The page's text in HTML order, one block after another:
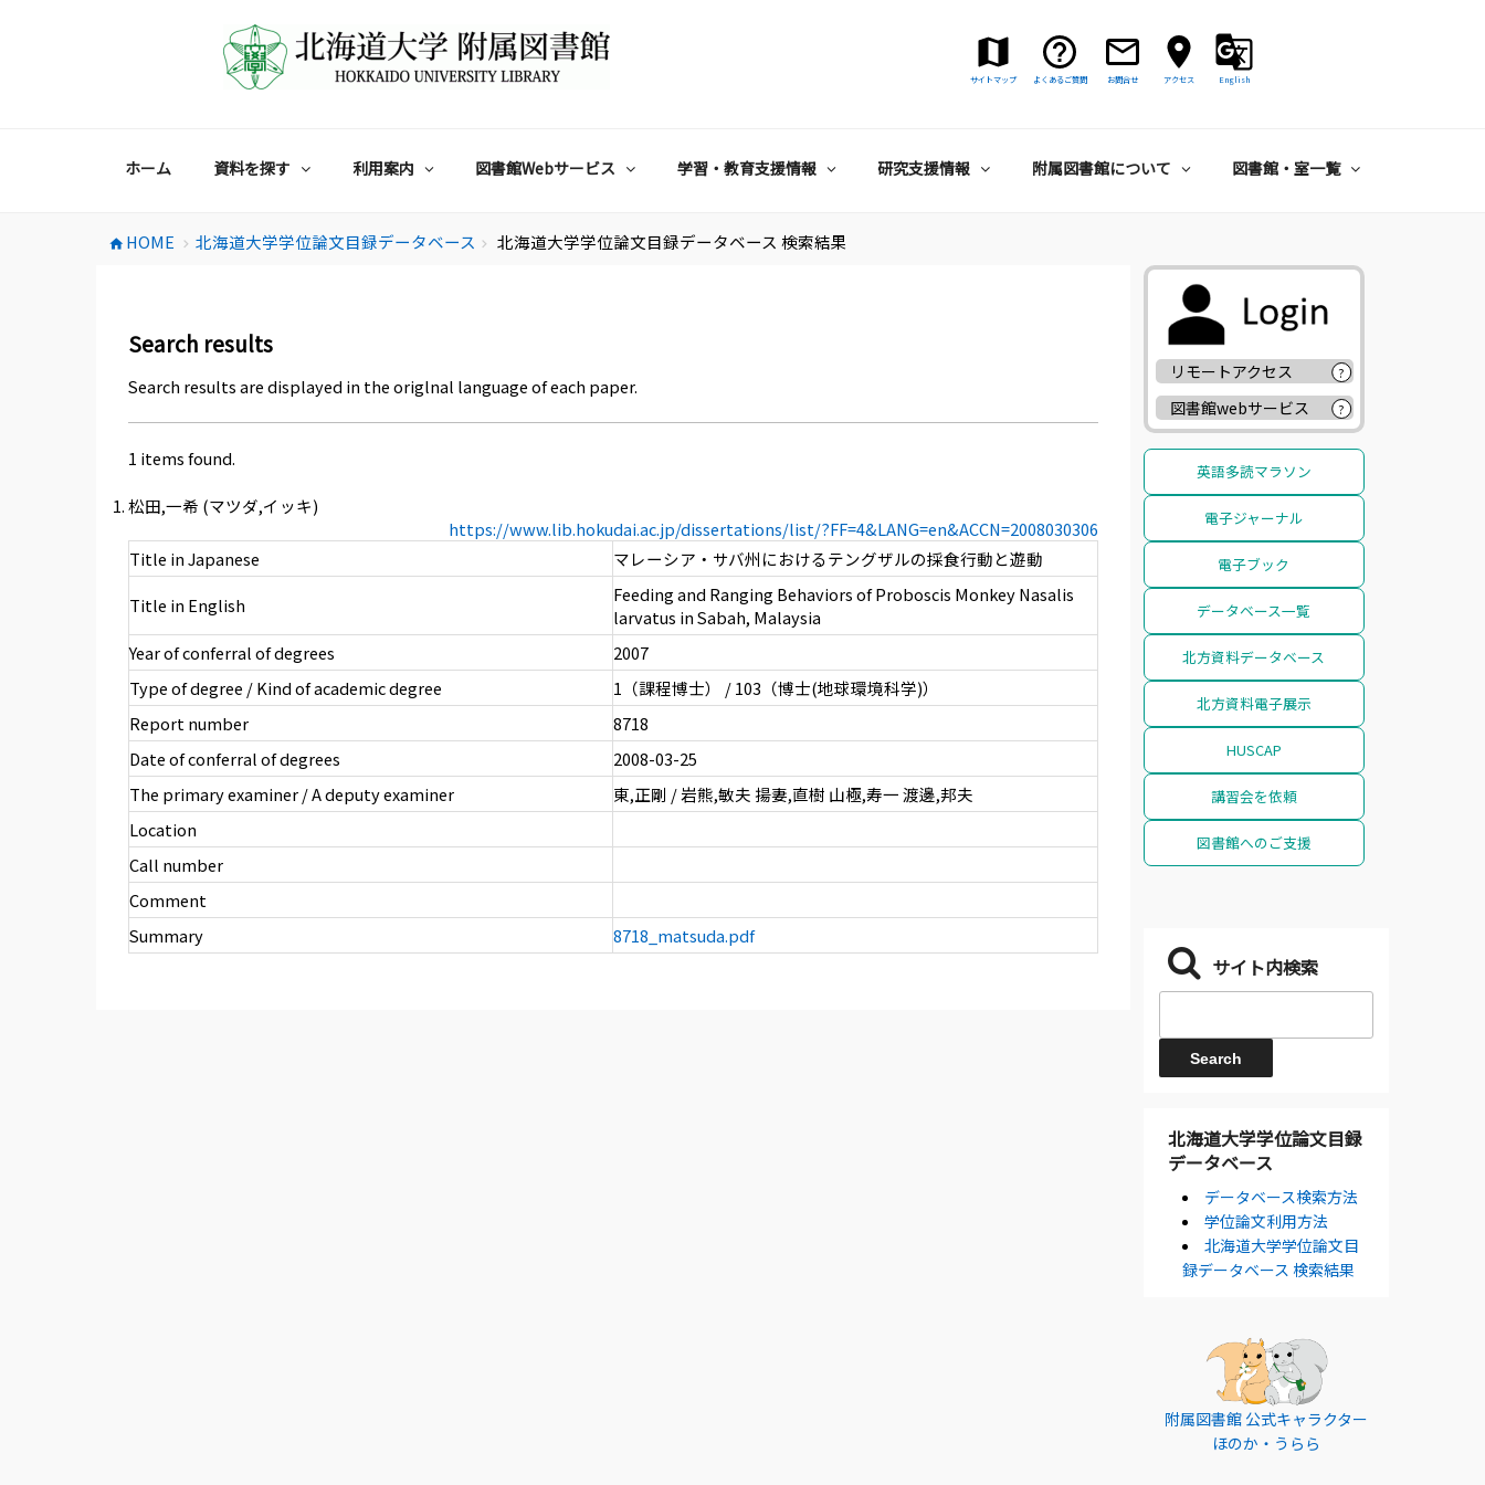
サイトマップ よくあるご質問 お問合せ アクセス English
ホーム 資料を探す 利用案内 図書館Webサービス 学習・教育支援情報 研究支援情報 附属図書館について 図書館・室一覧
home HOME chevron_right 北海道大学学位論文目録データベース chevron_right 北海道大学学位論文目録データベース 検索結果
Search results
Search results are displayed in the origlnal language of each paper.
1 items found.
松田,一希 (マツダ,イッキ)
https://www.lib.hokudai.ac.jp/dissertations/list/?FF=4&LANG=en&ACCN=2008030306
Title in Japanese
マレーシア・サバ州におけるテングザルの採食行動と遊動
Title in English
Feeding and Ranging Behaviors of Proboscis Monkey Nasalis
larvatus in Sabah, Malaysia
Year of conferral of degrees
2007
Type of degree / Kind of academic degree
1（課程博士） / 103（博士(地球環境科学)）
Report number
8718
Date of conferral of degrees
2008-03-25
The primary examiner / A deputy examiner
東,正剛 / 岩熊,敏夫 揚妻,直樹 山極,寿一 渡邊,邦夫
Location
Call number
Comment
Summary
8718_matsuda.pdf
リモートアクセス ?
図書館webサービス ?
英語多読マラソン
電子ジャーナル
電子ブック
データベース一覧
北方資料データベース
北方資料電子展示
HUSCAP
講習会を依頼
図書館へのご支援
サイト内検索
北海道大学学位論文目録
データベース
データベース検索方法
学位論文利用方法
北海道大学学位論文目
録データベース 検索結果
附属図書館 公式キャラクター
ほのか・うらら